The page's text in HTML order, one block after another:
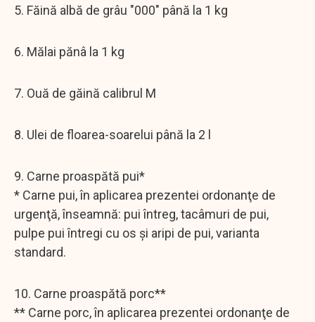
5. Făină albă de grâu "000" până la 1 kg
6. Mălai pănâ la 1 kg
7. Ouă de găină calibrul M
8. Ulei de floarea-soarelui până la 2 l
9. Carne proaspătă pui*
* Carne pui, în aplicarea prezentei ordonanţe de
urgenţă, înseamnă: pui întreg, tacâmuri de pui,
pulpe pui întregi cu os şi aripi de pui, varianta
standard.
10. Carne proaspătă porc**
** Carne porc, în aplicarea prezentei ordonanţe de